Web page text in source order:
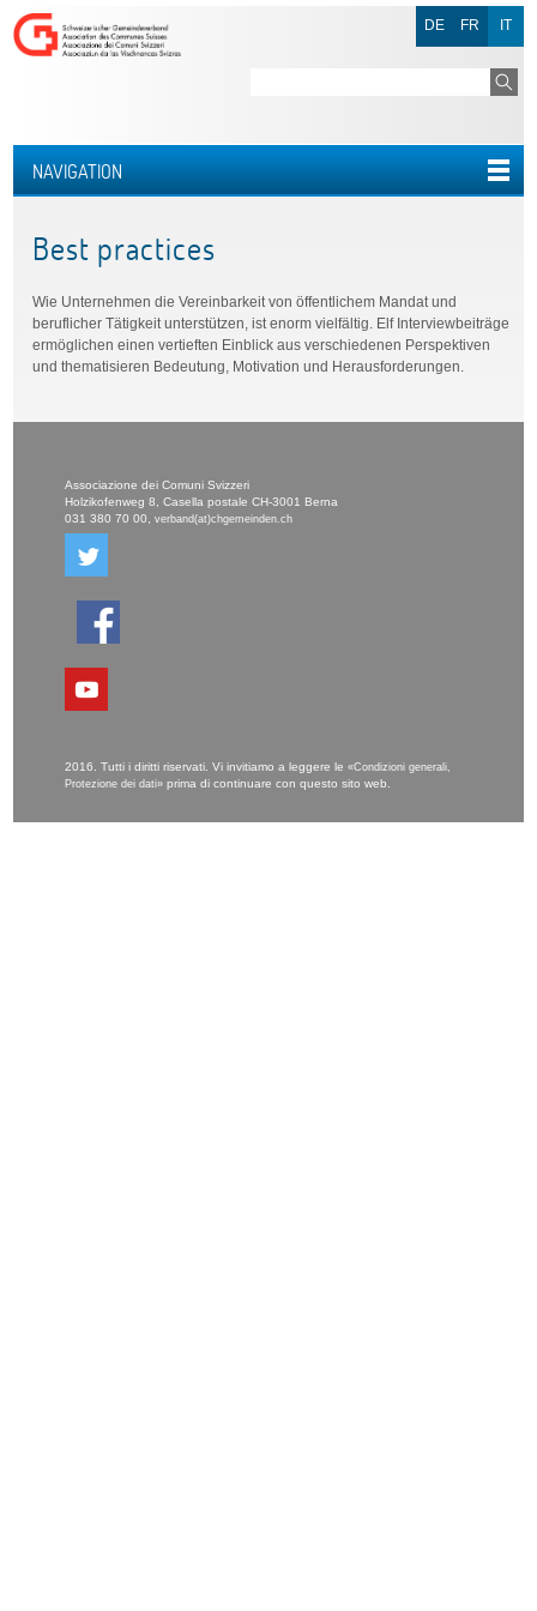
IT
FR
DE
NAVIGATION
Best practices
Wie Unternehmen die Vereinbarkeit von öffentlichem Mandat und
beruflicher Tätigkeit unterstützen, ist enorm vielfältig. Elf Interviewbeiträge
ermöglichen einen vertieften Einblick aus verschiedenen Perspektiven
und thematisieren Bedeutung, Motivation und Herausforderungen.
Associazione dei Comuni Svizzeri
Holzikofenweg 8, Casella postale CH-3001 Berna
031 380 70 00, verband(at)chgemeinden.ch
2016. Tutti i diritti riservati. Vi invitiamo a leggere le «Condizioni generali,
Protezione dei dati» prima di continuare con questo sito web.